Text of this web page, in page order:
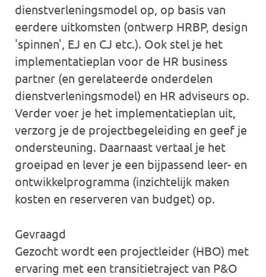
dienstverleningsmodel op, op basis van
eerdere uitkomsten (ontwerp HRBP, design
'spinnen', EJ en CJ etc.). Ook stel je het
implementatieplan voor de HR business
partner (en gerelateerde onderdelen
dienstverleningsmodel) en HR adviseurs op.
Verder voer je het implementatieplan uit,
verzorg je de projectbegeleiding en geef je
ondersteuning. Daarnaast vertaal je het
groeipad en lever je een bijpassend leer- en
ontwikkelprogramma (inzichtelijk maken
kosten en reserveren van budget) op.
Gevraagd
Gezocht wordt een projectleider (HBO) met
ervaring met een transitietraject van P&O